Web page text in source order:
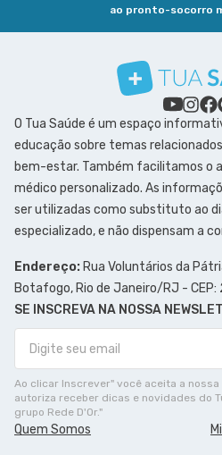
ao pronto-socorro
O Tua Saúde é um espaço
educação sobre temas
bem-estar. Também facilitamos o
médico personalizado. As
ser utilizadas como substituto ao
especializado, e não dispensam a
Endereço: Rua Voluntários da
Botafogo, Rio de Janeiro/RJ -
SE INSCREVA NA NOSSA
Ao clicar Inscrever" você aceita a
autoriza receber dicas e novidades do
grupo Rede D'Or."
Quem Somos